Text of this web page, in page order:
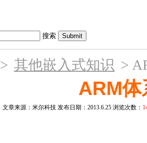
搜索
> 其他嵌入式知识 >
ARM体
文章来源： 米尔科技发布日期：2013.6.25 浏览次数：